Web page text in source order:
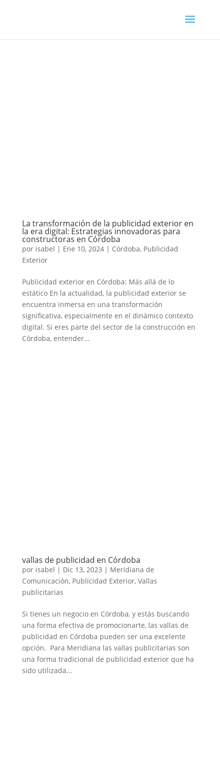
La transformación de la publicidad exterior en
la era digital: Estrategias innovadoras para
constructoras en Córdoba
por isabel | Ene 10, 2024| Córdoba, Publicidad
Exterior
Publicidad exterior en Córdoba: Más allá de lo
estático En la actualidad, la publicidad exterior se
encuentra inmersa en una transformación
significativa, especialmente en el dinámico contexto
digital. Si eres parte del sector de la construcción en
Córdoba, entender...
vallas de publicidad en Córdoba
por isabel | Dic 13, 2023 | Meridiana de
Comunicación, Publicidad Exterior, Vallas
publicitarias
Si tienes un negocio en Córdoba, y estás buscando
una forma efectiva de promocionarte, las vallas de
publicidad en Córdoba pueden ser una excelente
opción. Para Meridiana las vallas publicitarias son
una forma tradicional de publicidad exterior que ha
sido utilizada...